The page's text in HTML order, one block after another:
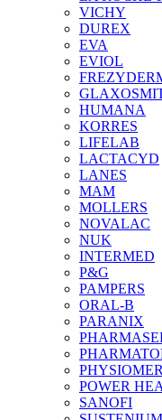
VICHY
DUREX
EVA
EVIOL
HUMANA
KORRES
LIFELAB
LACTACYD
LANES
MAM
MOLLERS
NOVALAC
NUK
INTERMED
P&G
PAMPERS
ORAL-B
PARANIX
PHYSIOMER
POWER
SANOFI